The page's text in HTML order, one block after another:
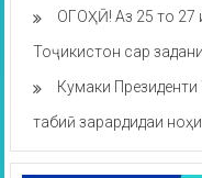
ОГОҲӢ! Аз 25 то 27
Тоҷикистон сар
Кумаки
табиӣ зарардидаи